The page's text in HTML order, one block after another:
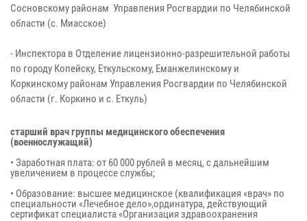
Сосновскому районам Управления Росгвардии по Челябинской
области (с. Миасское)
- Инспектора в Отделение лицензионно-разрешительной работы
по городу Копейску, Еткульскому, Еманжелинскому и
Коркинскому районам Управления Росгвардии по Челябинской
области (г. Коркино и с. Еткуль)
старший врач группы медицинского обеспечения
(военнослужащий)
• Заработная плата: от 60 000 рублей в месяц, с дальнейшим
увеличением в процессе службы;
• Образование: высшее медицинское (квалификация «врач» по
специальности «Лечебное дело»,ординатура, действующий
сертификат специалиста «Организация здравоохранения